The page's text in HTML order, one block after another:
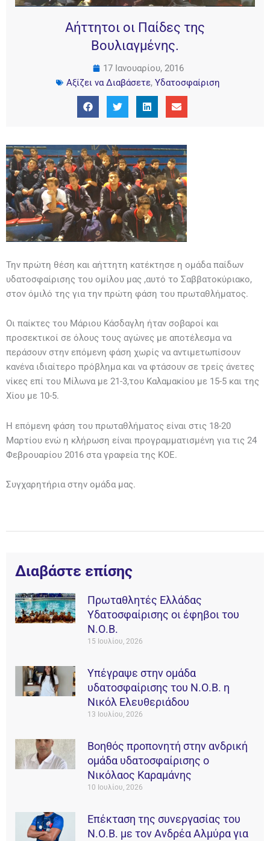
Αήττητοι οι Παίδες της
Βουλιαγμένης.
17 Ιανουαρίου, 2016
Αξίζει να Διαβάσετε, Υδατοσφαίριση
Την πρώτη θέση και αήττητη κατέκτησε η ομάδα παίδων
υδατοσφαίρισης του ομίλου μας ,αυτό το Σαββατοκύριακο,
στον όμιλό της για την πρώτη φάση του πρωταθλήματος.
Οι παίκτες του Μάριου Κάσδαγλη ήταν σοβαροί και
προσεκτικοί σε όλους τους αγώνες με αποτέλεσμα να
περάσουν στην επόμενη φάση χωρίς να αντιμετωπίσουν
κανένα ιδιαίτερο πρόβλημα και να φτάσουν σε τρείς άνετες
νίκες επί του Μίλωνα με 21-3,του Καλαμακίου με 15-5 και της
Χίου με 10-5.
Η επόμενη φάση του πρωταθλήματος είναι στις 18-20
Μαρτίου ενώ η κλήρωση είναι προγραμματισμένη για τις 24
Φεβρουαρίου 2016 στα γραφεία της ΚΟΕ.
Συγχαρητήρια στην ομάδα μας.
Διαβάστε επίσης
Πρωταθλητές Ελλάδας
Υδατοσφαίρισης οι έφηβοι του
Ν.Ο.Β.
15 Ιουλίου, 2026
Υπέγραψε στην ομάδα
υδατοσφαίρισης του Ν.Ο.Β. η
Νικόλ Ελευθεριάδου
13 Ιουλίου, 2026
Βοηθός προπονητή στην ανδρική
ομάδα υδατοσφαίρισης ο
Νικόλαος Καραμάνης
10 Ιουλίου, 2026
Επέκταση της συνεργασίας του
Ν.Ο.Β. με τον Ανδρέα Αλμύρα για